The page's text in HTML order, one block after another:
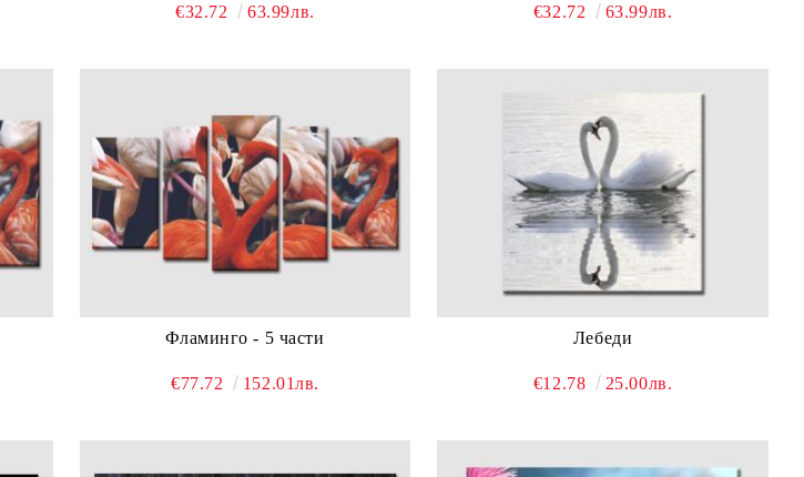
€32.72 63.99лв. €32.72 63.99лв.
Фламинго - 5 части
€77.72 152.01лв.
Лебеди
€12.78 25.00лв.